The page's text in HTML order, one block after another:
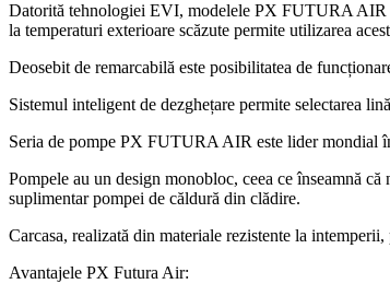
Datorită tehnologiei EVI, modelele PX FUTURA AIR
la temperaturi exterioare scăzute permite utilizarea
Deosebit de remarcabilă este posibilitatea de
Sistemul inteligent de dezghețare permite selectarea
Seria de pompe PX FUTURA AIR este lider mondial
Pompele au un design monobloc, ceea ce înseamnă
suplimentar pompei de căldură din clădire.
Carcasa, realizată din materiale rezistente la
Avantajele PX Futura Air: